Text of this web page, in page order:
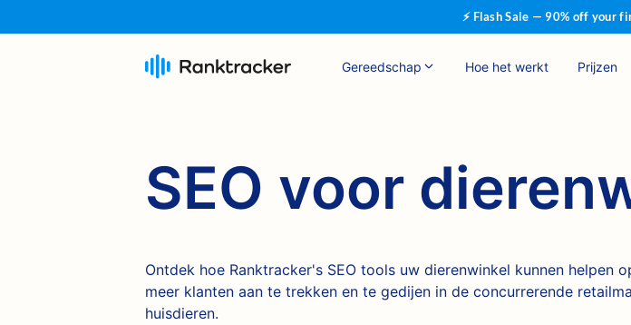
⚡ Flash Sale — 90% off your
Gereedschap Hoe het werkt Prijzen
SEO voor
Ontdek hoe Ranktracker's SEO tools uw dierenwinkel kunnen helpen
meer klanten aan te trekken en te gedijen in de concurrerende
huisdieren.